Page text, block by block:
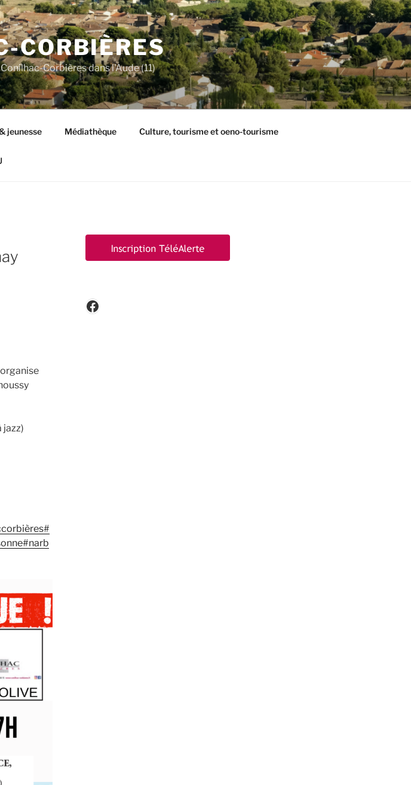
CORBIÈRES
Corbières dans l'Aude (11)
jeunesse Médiathèque Culture, tourisme et oeno-tourisme
jazz)
#
#narb
Facebook